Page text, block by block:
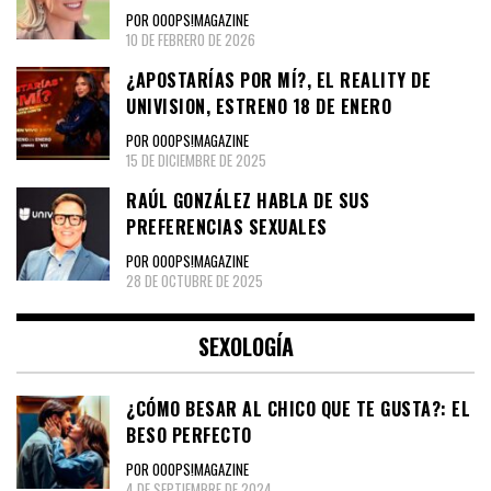
POR OOOPS!MAGAZINE
10 DE FEBRERO DE 2026
¿APOSTARÍAS POR MÍ?, EL REALITY DE
UNIVISION, ESTRENO 18 DE ENERO
POR OOOPS!MAGAZINE
15 DE DICIEMBRE DE 2025
RAÚL GONZÁLEZ HABLA DE SUS
PREFERENCIAS SEXUALES
POR OOOPS!MAGAZINE
28 DE OCTUBRE DE 2025
SEXOLOGÍA
¿CÓMO BESAR AL CHICO QUE TE GUSTA?: EL
BESO PERFECTO
POR OOOPS!MAGAZINE